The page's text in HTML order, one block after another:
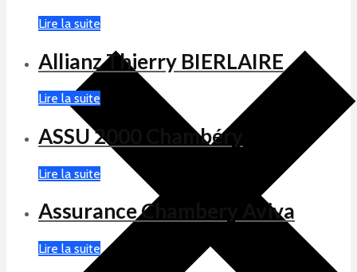
Lire la suite
Allianz Thierry BIERLAIRE
Lire la suite
ASSU 2000 Chambéry
Lire la suite
Assurance Chambery Aviva
Lire la suite